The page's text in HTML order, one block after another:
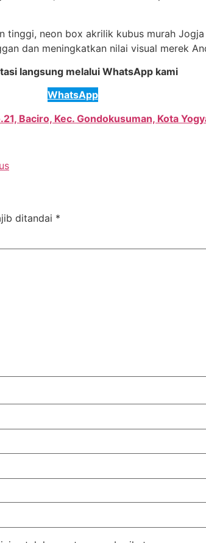
tinggi, neon box akrilik kubus murah
dan meningkatkan nilai visual merek
langsung melalui WhatsApp kami
WhatsApp
Baciro, Kec. Gondokusuman, Kota
ditandai *